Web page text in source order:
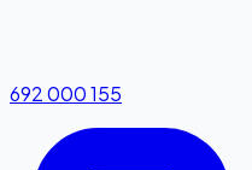
692 000 155